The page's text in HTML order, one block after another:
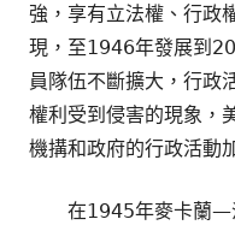
強，享有立法權、行政
現，至1946年發展到
員隊伍不斷擴大，行政
權利受到侵害的現象，
機搆和政府的行政活動
在1945年麥卡蘭—沙